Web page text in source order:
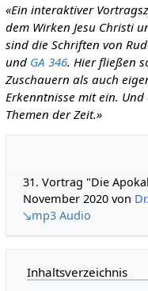
«Ein interaktiver
dem Wirken Jesu Christi
sind die Schriften von
und GA 346. Hier fließen
Zuschauern als auch
Erkenntnisse mit ein.
Themen der Zeit.»
31. Vortrag "Die
November 2020 von
↘mp3 Audio
Inhaltsverzeichnis